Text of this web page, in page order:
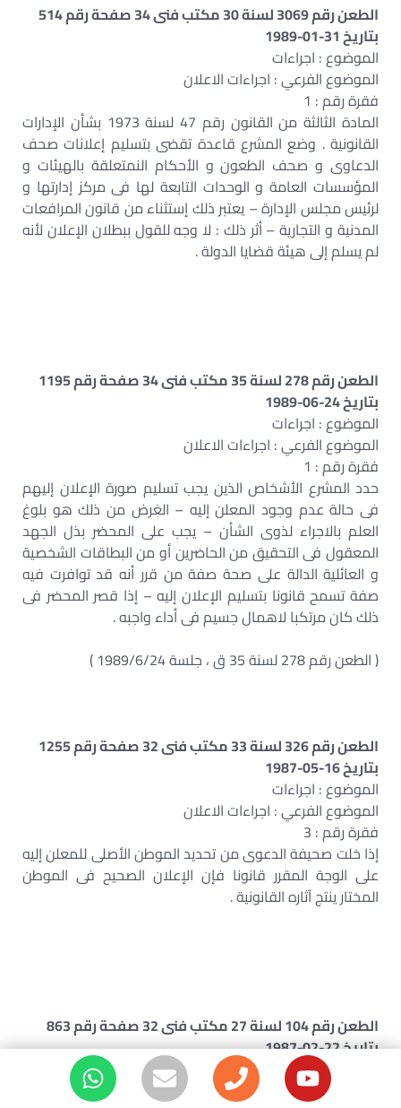
الطعن رقم 3069 لسنة 30 مكتب فنى 34 صفحة رقم 514
بتاريخ 31-01-1989
الموضوع : اجراءات
الموضوع الفرعي : اجراءات الاعلان
فقرة رقم : 1
المادة الثالثة من القانون رقم 47 لسنة 1973 بشأن الإدارات
القانونية . وضع المشرع قاعدة تقضى بتسليم إعلانات صحف
الدعاوى و صحف الطعون و الأحكام النمتعلقة بالهيئات و
المؤسسات العامة و الوحدات التابعة لها فى مركز إدارتها و
لرئيس مجلس الإدارة – يعتبر ذلك إستثناء من قانون المرافعات
المدنية و التجارية – أثر ذلك : لا وجه للقول ببطلان الإعلان لأنه
لم يسلم إلى هيئة قضايا الدولة .
الطعن رقم 278 لسنة 35 مكتب فنى 34 صفحة رقم 1195
بتاريخ 24-06-1989
الموضوع : اجراءات
الموضوع الفرعي : اجراءات الاعلان
فقرة رقم : 1
حدد المشرع الأشخاص الذين يجب تسليم صورة الإعلان إليهم
فى حالة عدم وجود المعلن إليه – الغرض من ذلك هو بلوغ
العلم بالاجراء لذوى الشأن – يجب على المحضر بذل الجهد
المعقول فى التحقيق من الحاضرين أو من البطاقات الشخصية
و العائلية الدالة على صحة صفة من قرر أنه قد توافرت فيه
صفة تسمح قانونا بتسليم الإعلان إليه – إذا قصر المحضر فى
ذلك كان مرتكبا لاهمال جسيم فى أداء واجبه .
( الطعن رقم 278 لسنة 35 ق ، جلسة 1989/6/24 )
الطعن رقم 326 لسنة 33 مكتب فنى 32 صفحة رقم 1255
بتاريخ 16-05-1987
الموضوع : اجراءات
الموضوع الفرعي : اجراءات الاعلان
فقرة رقم : 3
إذا خلت صحيفة الدعوى من تحديد الموطن الأصلى للمعلن إليه
على الوجة المقرر قانونا فإن الإعلان الصحيح فى الموطن
المختار ينتج آثاره القانونية .
الطعن رقم 104 لسنة 27 مكتب فنى 32 صفحة رقم 863
بتاريخ 22-02-1987
الموضوع : اجراءات
الموضوع الفرعي : اجراءات الاعلان